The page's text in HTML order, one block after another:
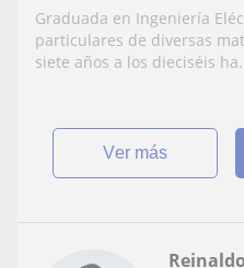
Graduada en Ingeniería
particulares de diversas
siete años a los dieciséis
ver más
Reinaldo